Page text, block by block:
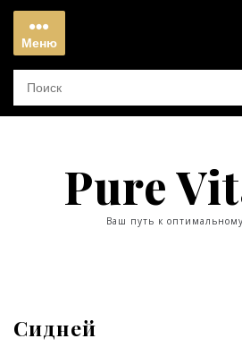
Перейти
содержимому
Меню
Меню
Pure
Ваш путь к
Сидней